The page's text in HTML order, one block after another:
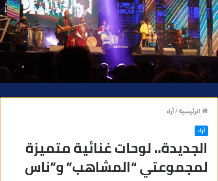
الرئيسية/آراء
آراء
الجديدة.. لوحات غنائية متميزة
لمجموعتي “المشاهب” و”ناس